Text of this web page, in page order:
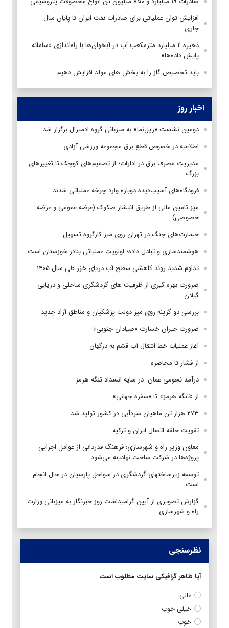
افزایش توان عملیاتی برای صادرات نفت ایران تا پایان سال
جاری
ذخیره ۲ میلیارد مترمکعب آب در آبخوان‌ها با راه‌اندازی «سامانه
پایش داده‌ها»
باید تخصیص گاز را به بخش های مولد افزایش دهیم
اخبار روز
دومین نشست «ریل‌نما» به میزبانی گروه ادمیرال برگزار شد
اطلاعیه در خصوص قطع برق مجموعه ورزشی آزادی
مدیریت مصرف برق در ادارات؛ از تصمیم‌های کوچک تا تغییرهای
بزرگ
فرودگاه‌های آسیب‌دیده دوباره وارد چرخه عملیاتی شدند
میز تامین مالی از طریق انتشار صکوک (عرضه عمومی و عرضه
خصوصی)
خسارت‌های جنگ در تهران روی میز کارگروه تسهیل
هوشمندسازی و تبادل داده؛ اولویتِ عملیاتی بنادر خوزستان است
تداوم شدید روند کاهشی سطح آب دریای خزر طی سال ۱۴۰۵
ضرورت بهره گیری از ظرفیت های گردشگری ساحلی و دریایی
گیلان
بررسی دو گزینه روی میز دولت پزشکیان و مناطق آزاد جدید
ضرورت جبران خسارت «صیادان جنوبی»
آغاز عملیات خط انتقال آب قشم به درگهان
از فشار تا محاصره
درآمد نجومی عمان در سایه انسداد تنگه هرمز
از «تنگه هرمز» تا «سفره جهانی»
۲۷۳ هزار تن ماهیان سردآبی در کشور تولید شد
تقویت حلقه اتصال ایران و ترکیه
معاون وزیر راه و شهرسازی: فرهنگ قدردانی از عوامل اجرایی
پروژه‌ها در شرکت ساخت نهادینه می‌شود
توسعه زیرساختهای گردشگری در سواحل پارسیان در حال انجام
است
گزارش تصویری از آیین گرامیداشت روز خبرنگار به میزبانی وزارت
راه و شهرسازی
نظرسنجی
آیا ظاهر گرافیکی سایت مطلوب است
عالی
خیلی خوب
خوب